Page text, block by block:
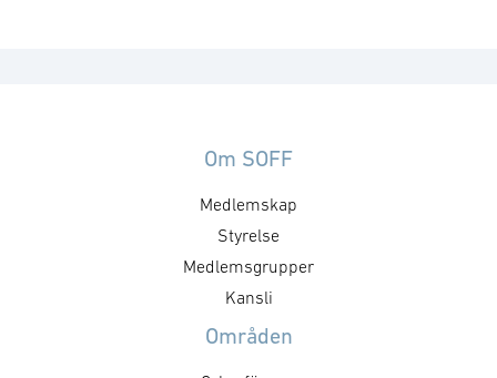
Om SOFF
Medlemskap
Styrelse
Medlemsgrupper
Kansli
Områden